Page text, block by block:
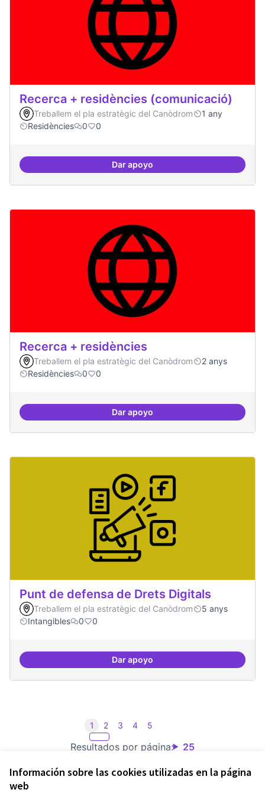
Información sobre las cookies utilizadas en la página
web
Recerca + residències (comunicació)
Treballem el pla estratègic del Canòdrom
1 any
Residències
0 0
Dar apoyoRecerca + residències
Recerca + residències
Treballem el pla estratègic del Canòdrom
2 anys
Residències
0 0
Dar apoyoRecerca + residències
Punt de defensa de Drets Digitals
Treballem el pla estratègic del Canòdrom
5 anys
Intangibles
0 0
Dar apoyoPunt de defensa de Drets Digitals
Resultados por página: 25
1 2 3 4 5